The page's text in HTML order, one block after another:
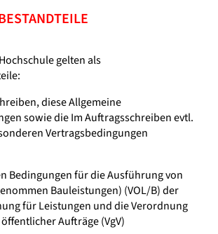
gelten als
diese Allgemeine
sowie die Im Auftragsschreiben evtl.
Vertragsbedingungen
Bedingungen für die Ausführung von
Bauleistungen) (VOL/B) der
für Leistungen und die Verordnung
Aufträge (VgV)